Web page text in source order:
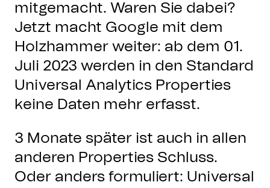
mitgemacht. Waren Sie dabei?
Jetzt macht Google mit dem
Holzhammer weiter: ab dem 01.
Juli 2023 werden in den Standard
Universal Analytics Properties
keine Daten mehr erfasst.
3 Monate später ist auch in allen
anderen Properties Schluss.
Oder anders formuliert: Universal